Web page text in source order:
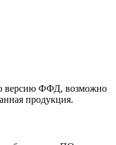
версию ФФД, возможно
продукция.